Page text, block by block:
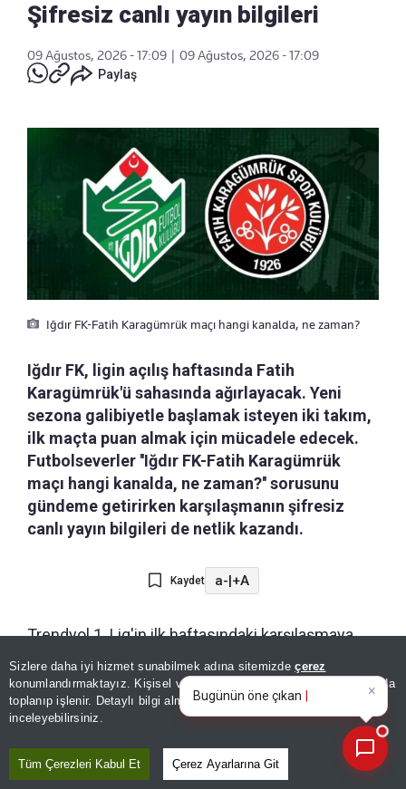
Sizlere daha iyi hizmet sunabilmek adına sitemizdeçerez
konumlandırmaktayız. Kişisel verileriniz, KVKK ve GDPR kapsamında
toplanıp işlenir. Detaylı bilgi almak içinAydınlatma Metnimizi
inceleyebilirsiniz.
Tüm Çerezleri Kabul Et Çerez Ayarlarına Git
Şifresiz canlı yayın bilgileri
09 Ağustos, 2026 - 17:09
09 Ağustos, 2026 - 17:09
Paylaş
Iğdır FK-Fatih Karagümrük maçı hangi kanalda, ne zaman?
Iğdır FK, ligin açılış haftasında Fatih
Karagümrük'ü sahasında ağırlayacak. Yeni
sezona galibiyetle başlamak isteyen iki takım,
ilk maçta puan almak için mücadele edecek.
Futbolseverler ''Iğdır FK-Fatih Karagümrük
maçı hangi kanalda, ne zaman?'' sorusunu
gündeme getirirken karşılaşmanın şifresiz
canlı yayın bilgileri de netlik kazandı.
Kaydet a-|+A
Trendyol 1. Lig'in ilk haftasındaki karşılaşmaya
Aktepe Stadyumu ev sahipliği yapacak. Iğdır FK
sezonun ilk maçında taraftarının önünde sahaya
çıkacak. Türkiye Futbol Federasyonu tarafından
açıklanan hakem kadrosuna göre karşılaşmayı
Davud Dakul Çelik yönetecek. Çelik'in
×
Bugünün öne çıkan manşetleri
ve gelişmeleri neler?